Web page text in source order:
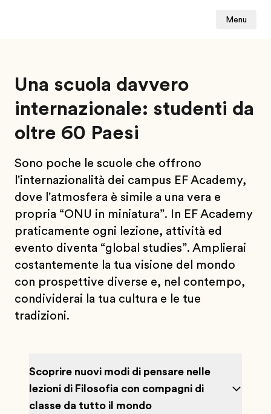
Menu
Una scuola davvero
internazionale: studenti da
oltre 60 Paesi
Sono poche le scuole che offrono
l'internazionalità dei campus EF Academy,
dove l'atmosfera è simile a una vera e
propria “ONU in miniatura”. In EF Academy
praticamente ogni lezione, attività ed
evento diventa “global studies”. Amplierai
costantemente la tua visione del mondo
con prospettive diverse e, nel contempo,
condividerai la tua cultura e le tue
tradizioni.
Scoprire nuovi modi di pensare nelle
lezioni di Filosofia con compagni di
classe da tutto il mondo